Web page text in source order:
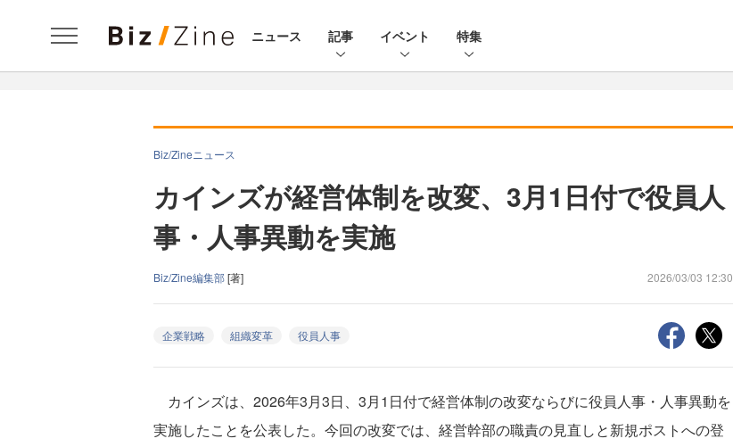
ニュース 記事 イベント 特集
Biz/Zineニュース
カインズが経営体制を改変、3月1日付で役員人
事・人事異動を実施
Biz/Zine編集部[著] 2026/03/03 12:30
企業戦略 組織変革 役員人事
カインズは、2026年3月3日、3月1日付で経営体制の改変ならびに役員人事・人事異動を
実施したことを公表した。今回の改変では、経営幹部の職責の見直しと新規ポストへの登